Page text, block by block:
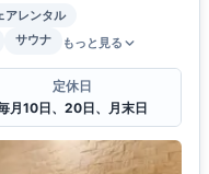
アレンタル
サウナ もっと見る
定休日
月10日、20日、月末日